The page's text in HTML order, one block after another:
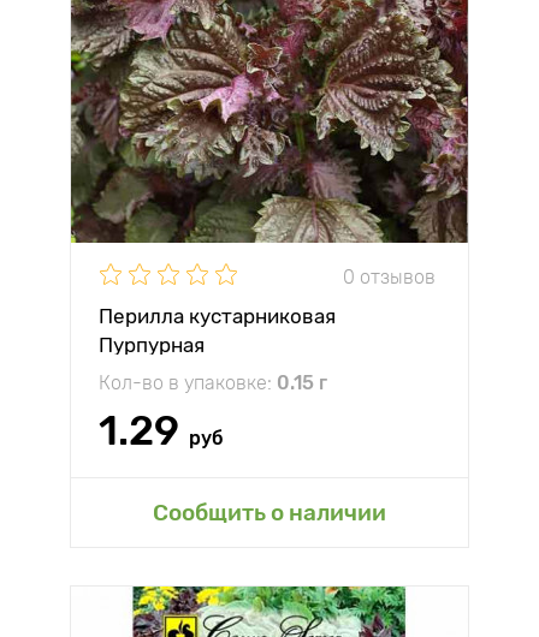
0 отзывов
Перилла кустарниковая
Пурпурная
Кол-во в упаковке: 0.15 г
1.29 руб
Сообщить о наличии